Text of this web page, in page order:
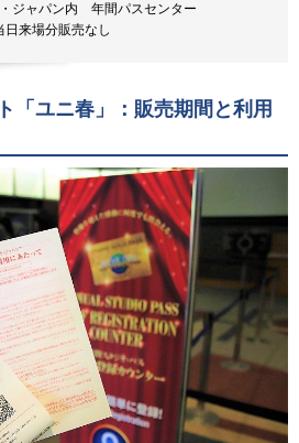
ジャパン内 年間パスセンター
来場分販売なし
「ユニ春」：販売期間と利用